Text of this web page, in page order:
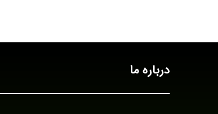
درباره ما